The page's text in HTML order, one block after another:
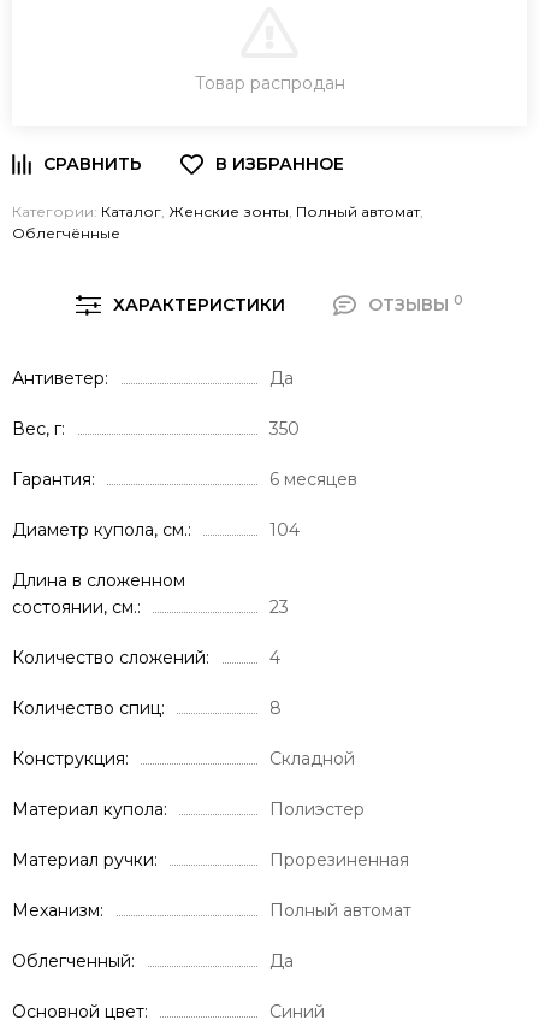
Товар распродан
Категории: Каталог, Женские зонты, Полный автомат,
Облегчённые
ХАРАКТЕРИСТИКИ ОТЗЫВЫ 0
Антиветер Да
Вес, г 350
Гарантия 6 месяцев
Диаметр купола, см. 104
Длина в сложенном
состоянии, см.
23
Количество сложений 4
Количество спиц 8
Конструкция Складной
Материал купола Полиэстер
Материал ручки Прорезиненная
Механизм Полный автомат
Облегченный Да
Основной цвет Синий